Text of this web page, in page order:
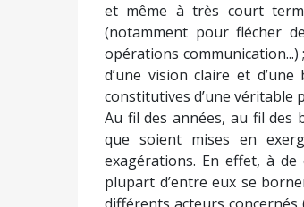
et même à très court
(notamment pour flécher
opérations
d’une vision claire et
constitutives d’une véritable
Au fil des années, au fil des
que soient mises en
exagérations. En effet, à
plupart d’entre eux se